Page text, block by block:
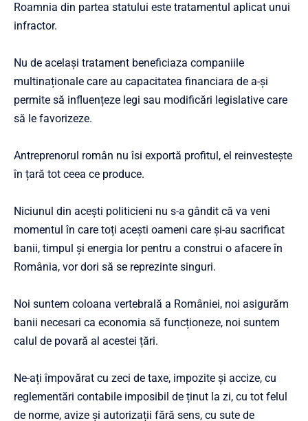
Roamnia din partea statului este tratamentul aplicat unui
infractor.
Nu de același tratament beneficiaza companiile
multinaționale care au capacitatea financiara de a-și
permite să influențeze legi sau modificări legislative care
să le favorizeze.
Antreprenorul român nu îsi exportă profitul, el reinvestește
în țară tot ceea ce produce.
Niciunul din acești politicieni nu s-a gândit că va veni
momentul în care toți acești oameni care și-au sacrificat
banii, timpul și energia lor pentru a construi o afacere în
România, vor dori să se reprezinte singuri.
Noi suntem coloana vertebrală a României, noi asigurăm
banii necesari ca economia să funcționeze, noi suntem
calul de povară al acestei țări.
Ne-ați împovărat cu zeci de taxe, impozite și accize, cu
reglementări contabile imposibil de ținut la zi, cu tot felul
de norme, avize și autorizații fără sens, cu sute de